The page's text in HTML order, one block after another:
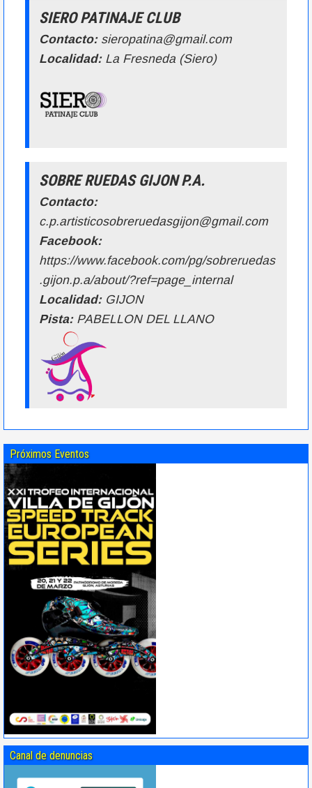
SIERO PATINAJE CLUB
Contacto: sieropatina@gmail.com
Localidad:La Fresneda (Siero)
SOBRE RUEDAS GIJON P.A.
Contacto:
c.p.artisticosobreruedasgijon@gmail.com
Facebook:
https://www.facebook.com/pg/sobreruedas
.gijon.p.a/about/?ref=page_internal
Localidad:GIJON
Pista: PABELLON DEL LLANO
Próximos Eventos
Canal de denuncias